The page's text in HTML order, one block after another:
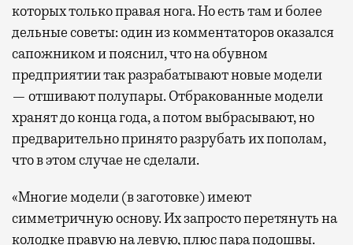
которых только правая нога. Но есть там и более
дельные советы: один из комментаторов оказался
сапожником и пояснил, что на обувном
предприятии так разрабатывают новые модели
— отшивают полупары. Отбракованные модели
хранят до конца года, а потом выбрасывают, но
предварительно принято разрубать их пополам,
что в этом случае не сделали.
«Многие модели (в заготовке) имеют
симметричную основу. Их запросто перетянуть на
колодке правую на левую, плюс пара подошвы.